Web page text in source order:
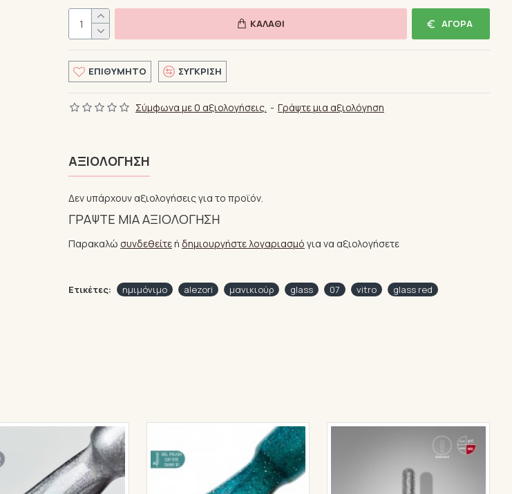
Σύμφωνα με 0 αξιολογήσεις. - Γράψτε μια αξιολόγηση
ΚΑΛΆΘΙ ΑΓΟΡΆ
ΕΠΙΘΥΜΗΤΌ ΣΎΓΚΡΙΣΗ
ΑΞΙΟΛΌΓΗΣΗ
Δεν υπάρχουν αξιολογήσεις για το προϊόν.
ΓΡΆΨΤΕ ΜΙΑ ΑΞΙΟΛΌΓΗΣΗ
Παρακαλώ συνδεθείτεή δημιουργήστε λογαριασμό για να αξιολογήσετε
Ετικέτες: ημιμόνιμο alezori μανικιούρ glass 07 vitro glass red